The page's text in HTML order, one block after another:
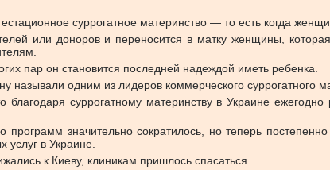
суррогатное материнство — то есть когда
или доноров и переносится в матку женщины,
пар он становится последней надеждой иметь ребенка.
одним из лидеров коммерческого суррогатного
благодаря суррогатному материнству в Украине
значительно сократилось, но теперь
услуг в Украине.
к Киеву, клиникам пришлось спасаться.